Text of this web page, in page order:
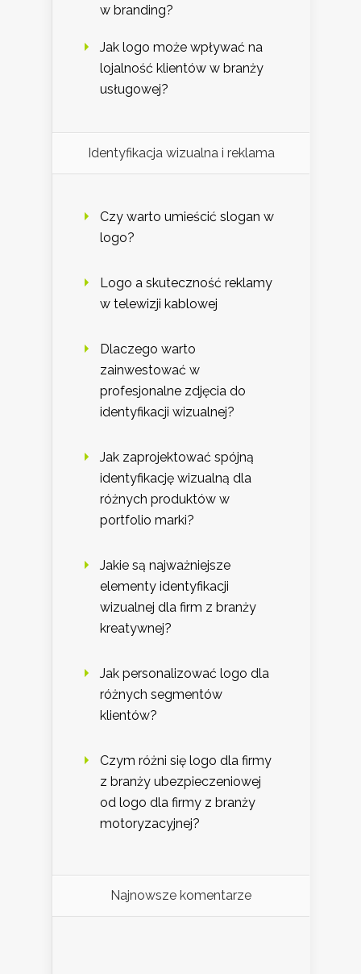
w branding?
Jak logo może wpływać na
lojalność klientów w branży
usługowej?
Identyfikacja wizualna i reklama
Czy warto umieścić slogan w
logo?
Logo a skuteczność reklamy
w telewizji kablowej
Dlaczego warto
zainwestować w
profesjonalne zdjęcia do
identyfikacji wizualnej?
Jak zaprojektować spójną
identyfikację wizualną dla
różnych produktów w
portfolio marki?
Jakie są najważniejsze
elementy identyfikacji
wizualnej dla firm z branży
kreatywnej?
Jak personalizować logo dla
różnych segmentów
klientów?
Czym różni się logo dla firmy
z branży ubezpieczeniowej
od logo dla firmy z branży
motoryzacyjnej?
Najnowsze komentarze